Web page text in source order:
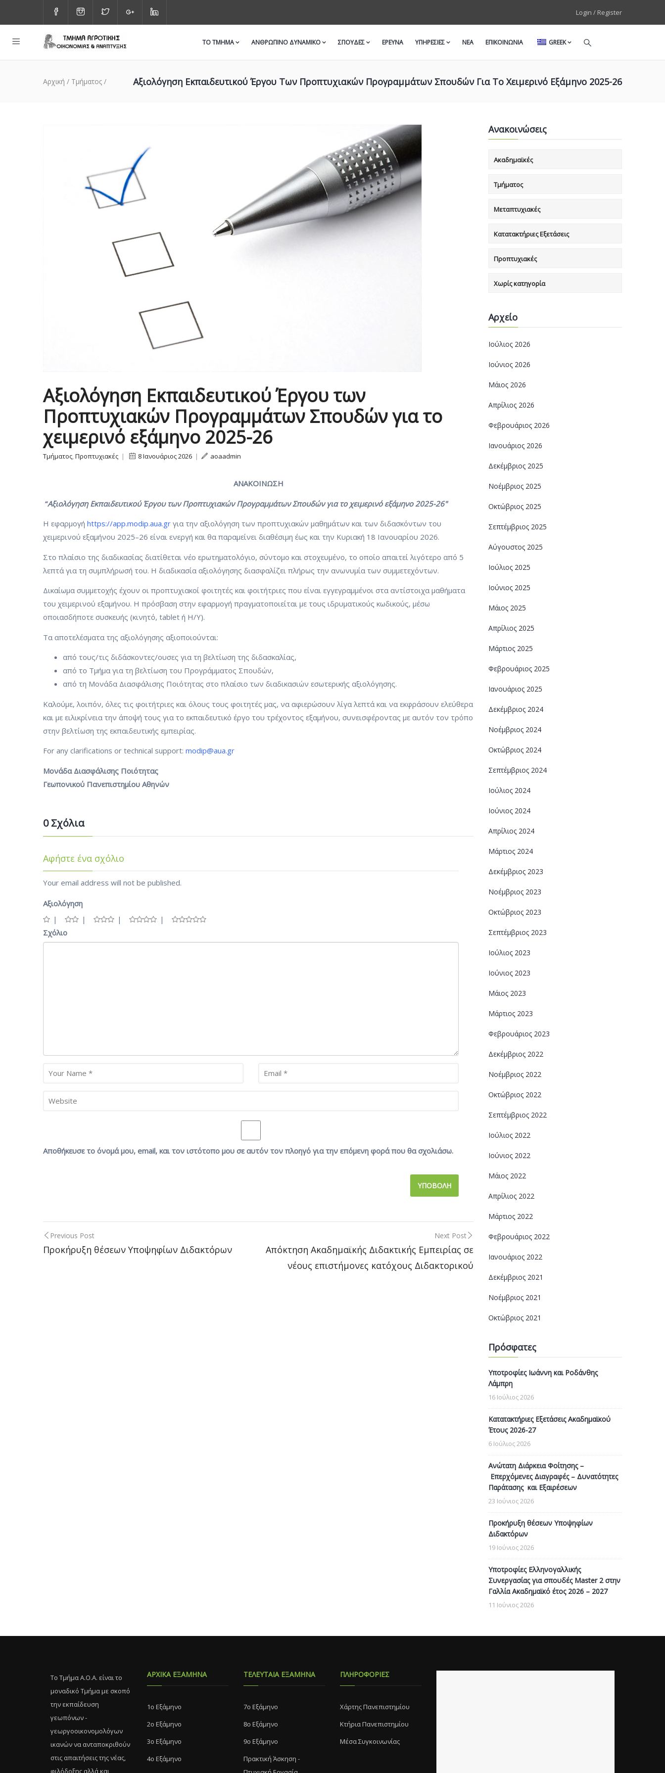
Login / Register
ΤΟ ΤΜΗΜΑ ΑΝΘΡΩΠΙΝΟ ΔΥΝΑΜΙΚΟ ΣΠΟΥΔΕΣ ΈΡΕΥΝΑ ΥΠΗΡΕΣΙΕΣ ΝΕΑ ΕΠΙΚΟΙΝΩΝΙΑ GREEK
Αξιολόγηση Εκπαιδευτικού Έργου Των Προπτυχιακών Προγραμμάτων Σπουδών Για Το Χειμερινό Εξάμηνο 2025-26
Αρχική / Τμήματος /
Αξιολόγηση Εκπαιδευτικού Έργου των
Προπτυχιακών Προγραμμάτων Σπουδών για το
χειμερινό εξάμηνο 2025-26
Τμήματος,Προπτυχιακές | 8 Ιανουάριος 2026 | aoaadmin
ΑΝΑΚΟΙΝΩΣΗ
“Αξιολόγηση Εκπαιδευτικού Έργου των Προπτυχιακών Προγραμμάτων Σπουδών για το χειμερινό εξάμηνο 2025-26"
Η εφαρμογή https://app.modip.aua.gr για την αξιολόγηση των προπτυχιακών μαθημάτων και των διδασκόντων του
χειμερινού εξαμήνου 2025–26 είναι ενεργή και θα παραμείνει διαθέσιμη έως και την Κυριακή 18 Ιανουαρίου 2026.
Στο πλαίσιο της διαδικασίας διατίθεται νέο ερωτηματολόγιο, σύντομο και στοχευμένο, το οποίο απαιτεί λιγότερο από 5
λεπτά για τη συμπλήρωσή του. Η διαδικασία αξιολόγησης διασφαλίζει πλήρως την ανωνυμία των συμμετεχόντων.
Δικαίωμα συμμετοχής έχουν οι προπτυχιακοί φοιτητές και φοιτήτριες που είναι εγγεγραμμένοι στα αντίστοιχα μαθήματα
του χειμερινού εξαμήνου. Η πρόσβαση στην εφαρμογή πραγματοποιείται με τους ιδρυματικούς κωδικούς, μέσω
οποιασδήποτε συσκευής (κινητό, tablet ή Η/Υ).
Τα αποτελέσματα της αξιολόγησης αξιοποιούνται:
από τους/τις διδάσκοντες/ουσες για τη βελτίωση της διδασκαλίας,
από το Τμήμα για τη βελτίωση του Προγράμματος Σπουδών,
από τη Μονάδα Διασφάλισης Ποιότητας στο πλαίσιο των διαδικασιών εσωτερικής αξιολόγησης.
Καλούμε, λοιπόν, όλες τις φοιτήτριες και όλους τους φοιτητές μας, να αφιερώσουν λίγα λεπτά και να εκφράσουν ελεύθερα
και με ειλικρίνεια την άποψή τους για το εκπαιδευτικό έργο του τρέχοντος εξαμήνου, συνεισφέροντας με αυτόν τον τρόπο
στην βελτίωση της εκπαιδευτικής εμπειρίας.
For any clarifications or technical support: modip@aua.gr
Μονάδα Διασφάλισης Ποιότητας
Γεωπονικού Πανεπιστημίου Αθηνών
0 Σχόλια
Αφήστε ένα σχόλιο
Your email address will not be published.
Αξιολόγηση
Σχόλιο
Αποθήκευσε το όνομά μου, email, και τον ιστότοπο μου σε αυτόν τον πλοηγό για την επόμενη φορά που θα σχολιάσω.
Post
Previous Post
Προκήρυξη θέσεων Υποψηφίων Διδακτόρων
Next Post
Απόκτηση Ακαδημαϊκής Διδακτικής Εμπειρίας σε
νέους επιστήμονες κατόχους Διδακτορικού
Ανακοινώσεις
Ακαδημαϊκές
Τμήματος
Μεταπτυχιακές
Κατατακτήριες Εξετάσεις
Προπτυχιακές
Χωρίς κατηγορία
Αρχείο
Ιούλιος 2026
Ιούνιος 2026
Μάιος 2026
Απρίλιος 2026
Φεβρουάριος 2026
Ιανουάριος 2026
Δεκέμβριος 2025
Νοέμβριος 2025
Οκτώβριος 2025
Σεπτέμβριος 2025
Αύγουστος 2025
Ιούλιος 2025
Ιούνιος 2025
Μάιος 2025
Απρίλιος 2025
Μάρτιος 2025
Φεβρουάριος 2025
Ιανουάριος 2025
Δεκέμβριος 2024
Νοέμβριος 2024
Οκτώβριος 2024
Σεπτέμβριος 2024
Ιούλιος 2024
Ιούνιος 2024
Απρίλιος 2024
Μάρτιος 2024
Δεκέμβριος 2023
Νοέμβριος 2023
Οκτώβριος 2023
Σεπτέμβριος 2023
Ιούλιος 2023
Ιούνιος 2023
Μάιος 2023
Μάρτιος 2023
Φεβρουάριος 2023
Δεκέμβριος 2022
Νοέμβριος 2022
Οκτώβριος 2022
Σεπτέμβριος 2022
Ιούλιος 2022
Ιούνιος 2022
Μάιος 2022
Απρίλιος 2022
Μάρτιος 2022
Φεβρουάριος 2022
Ιανουάριος 2022
Δεκέμβριος 2021
Νοέμβριος 2021
Οκτώβριος 2021
Πρόσφατες
Υποτροφίες Ιωάννη και Ροδάνθης
Λάμπρη
16 Ιούλιος 2026
Κατατακτήριες Εξετάσεις Ακαδημαϊκού
Έτους 2026-27
6 Ιούλιος 2026
Ανώτατη Διάρκεια Φοίτησης –
Επερχόμενες Διαγραφές – Δυνατότητες
Παράτασης και Εξαιρέσεων
23 Ιούνιος 2026
Προκήρυξη θέσεων Υποψηφίων
Διδακτόρων
19 Ιούνιος 2026
Υποτροφίες Ελληνογαλλικής
Συνεργασίας για σπουδές Master 2 στην
Γαλλία Ακαδημαϊκό έτος 2026 – 2027
11 Ιούνιος 2026
Το Τμήμα Α.Ο.Α. είναι το
μοναδικό Τμήμα με σκοπό
την εκπαίδευση
γεωπόνων -
γεωργοοικονομολόγων
ικανών να ανταποκριθούν
στις απαιτήσεις της νέας,
φιλόδοξης αλλά και
ΑΡΧΙΚΑ ΕΞΑΜΗΝΑ
1ο Εξάμηνο
2ο Εξάμηνο
3ο Εξάμηνο
4ο Εξάμηνο
ΤΕΛΕΥΤΑΙΑ ΕΞΑΜΗΝΑ
7o Eξάμηνο
8o Eξάμηνο
9ο Εξάμηνο
Πρακτική Άσκηση -
ΠΛΗΡΟΦΟΡΙΕΣ
Χάρτης Πανεπιστημίου
Κτήρια Πανεπιστημίου
Μέσα Συγκοινωνίας